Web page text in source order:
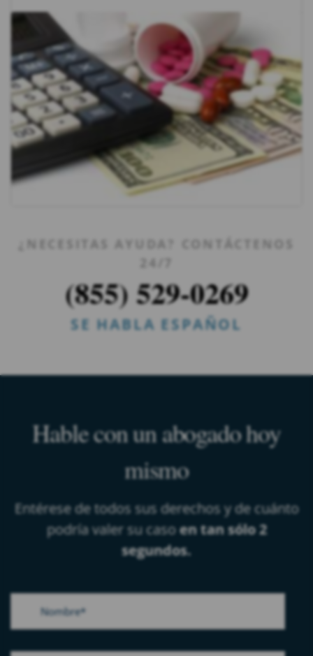
¿NECESITAS AYUDA? CONTÁCTENOS
24/7
(855) 529-0269
SE HABLA ESPAÑOL
Hable con un abogado hoy
mismo
Entérese de todos sus derechos y de cuánto
podría valer su casoen tan sólo 2
segundos.